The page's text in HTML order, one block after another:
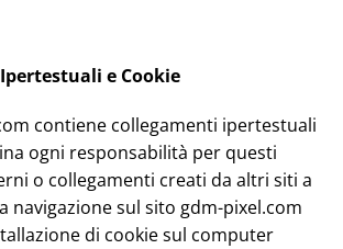
e Cookie
contiene collegamenti ipertestuali
ogni responsabilità per questi
o collegamenti creati da altri siti a
navigazione sul sito gdm-pixel.com
di cookie sul computer